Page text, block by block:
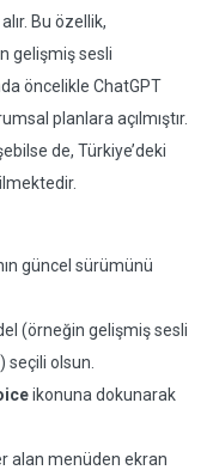
Bu özellik,
gelişmiş sesli
öncelikle ChatGPT
planlara açılmıştır.
de, Türkiye’deki
güncel sürümünü
(örneğin gelişmiş sesli
seçili olsun.
ikonuna dokunarak
alan menüden ekran